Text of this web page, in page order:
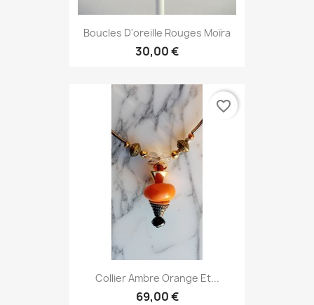
Boucles D'oreille Rouges Moïra
30,00 €
Collier Ambre Orange Et...
69,00 €
favorite_border